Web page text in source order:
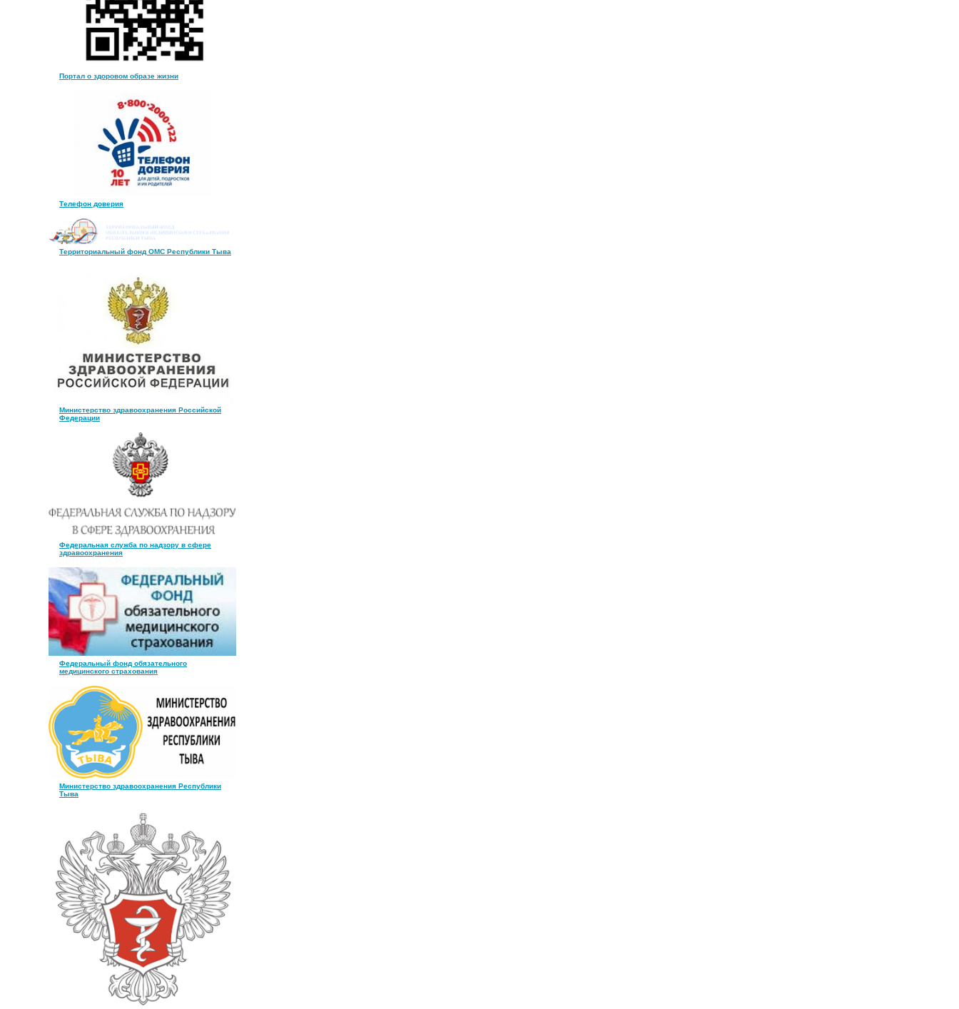
Портал о здоровом образе жизни
Телефон доверия
Территориальный фонд ОМС Республики Тыва
Министерство здравоохранения Российской
Федерации
Федеральная служба по надзору в сфере
здравоохранения
Федеральный фонд обязательного
медицинского страхования
Министерство здравоохранения Республики
Тыва